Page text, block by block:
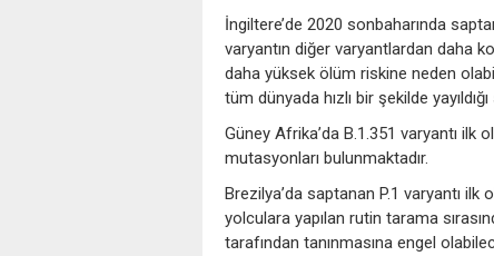
İngiltere’de 2020 sonbaharında
varyantın diğer varyantlardan daha
daha yüksek ölüm riskine neden
tüm dünyada hızlı bir şekilde yayıldığı
Güney Afrika’da B.1.351 varyantı ilk
mutasyonları bulunmaktadır.
Brezilya’da saptanan P.1 varyantı ilk
yolculara yapılan rutin tarama
tarafından tanınmasına engel